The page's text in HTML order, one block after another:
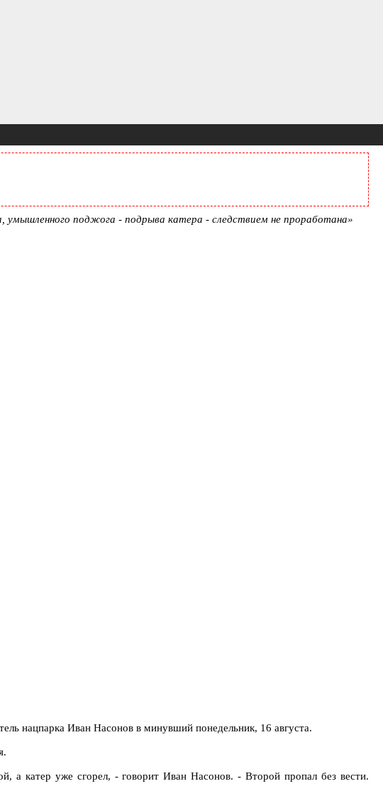
поджога - подрыва катера - следствием не проработана»
нацпарка Иван Насонов в минувший понедельник, 16 августа.
а катер уже сгорел, - говорит Иван Насонов. - Второй пропал без вести.